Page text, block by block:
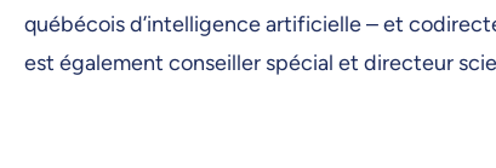
québécois d’intelligence artificielle – et
est également conseiller spécial et directeur